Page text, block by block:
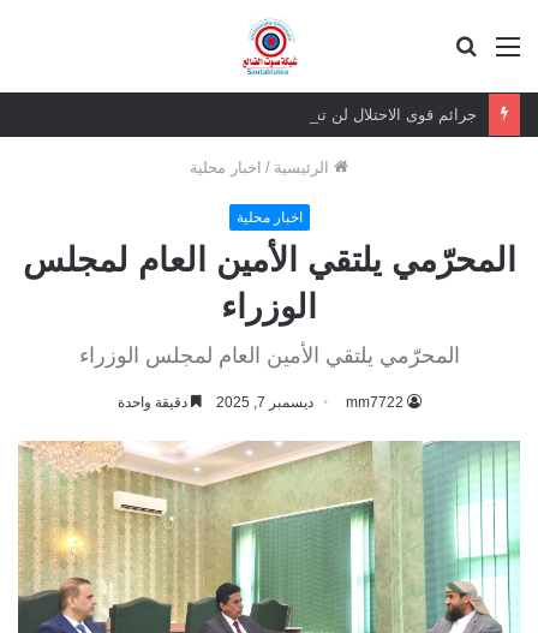
القائمة
الرئيسية / اخبار محلية
اخبار محلية
المحرّمي يلتقي الأمين العام لمجلس
الوزراء
المحرّمي يلتقي الأمين العام لمجلس الوزراء
mm7722 ديسمبر 7, 2025 دقيقة واحدة